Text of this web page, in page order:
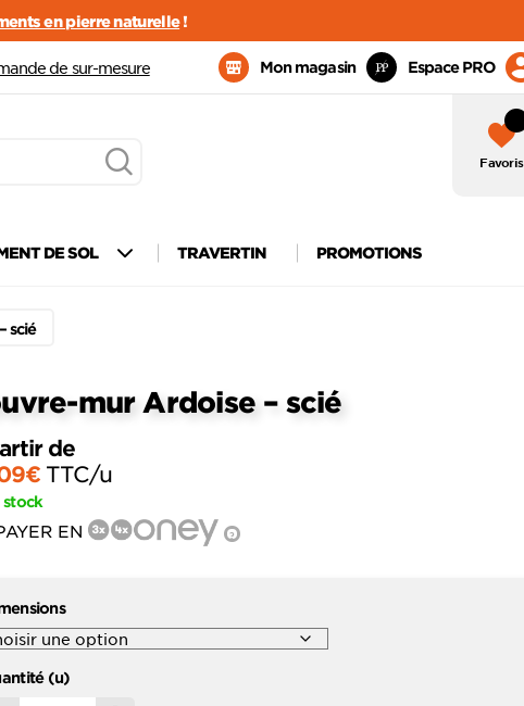
en pierre naturelle!
de sur-mesure Mon magasin Espace PRO
Favoris
DE SOL TRAVERTIN PROMOTIONS
scié
mur Ardoise – scié
de
€ TTC/u
stock
EN ?
(u)